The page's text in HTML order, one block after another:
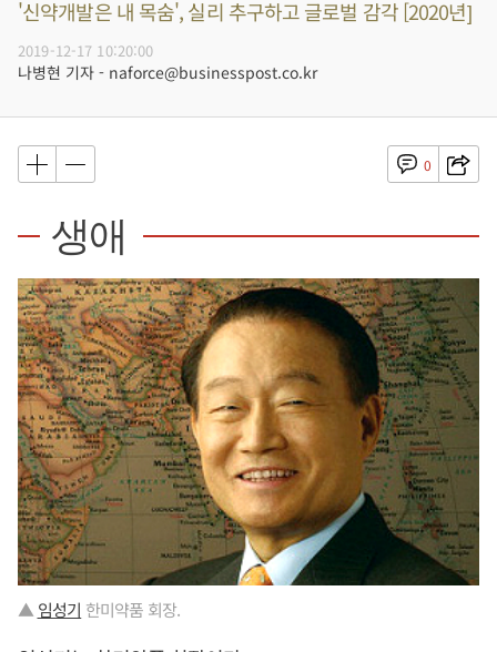
'신약개발은 내 목숨', 실리 추구하고 글로벌 감각 [2020년]
2019-12-17 10:20:00
나병현 기자 - naforce@businesspost.co.kr
0
생애
▲임성기 한미약품 회장.